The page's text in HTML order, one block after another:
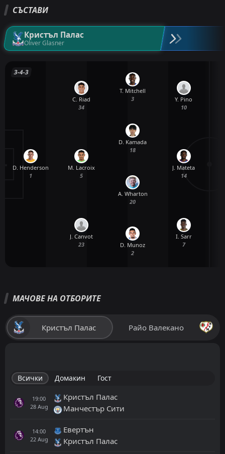
СЪСТАВИ
Кристъл Палас
Oliver Glasner
3-4-3
D. Henderson
1
J. Canvot
23
M. Lacroix
5
C. Riad
34
D. Munoz
2
A. Wharton
20
D. Kamada
18
T. Mitchell
3
I. Sarr
7
J. Mateta
14
Y. Pino
10
МАЧОВЕ НА ОТБОРИТЕ
Кристъл Палас Райо Валекано
Всички Домакин Гост
19:00
28 Aug
Кристъл Палас
Манчестър Сити
14:00
22 Aug
Евертън
Кристъл Палас